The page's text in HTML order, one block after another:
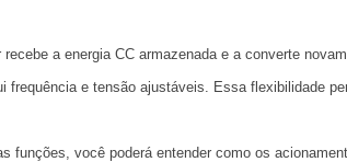
a energia CC armazenada e a converte
frequência e tensão ajustáveis. Essa flexibilidade
funções, você poderá entender como os